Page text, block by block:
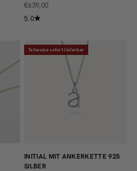
ANGEBOT
€639,00
5.0
Teilweise sofort lieferbar
INITIAL MIT ANKERKETTE 925
SILBER